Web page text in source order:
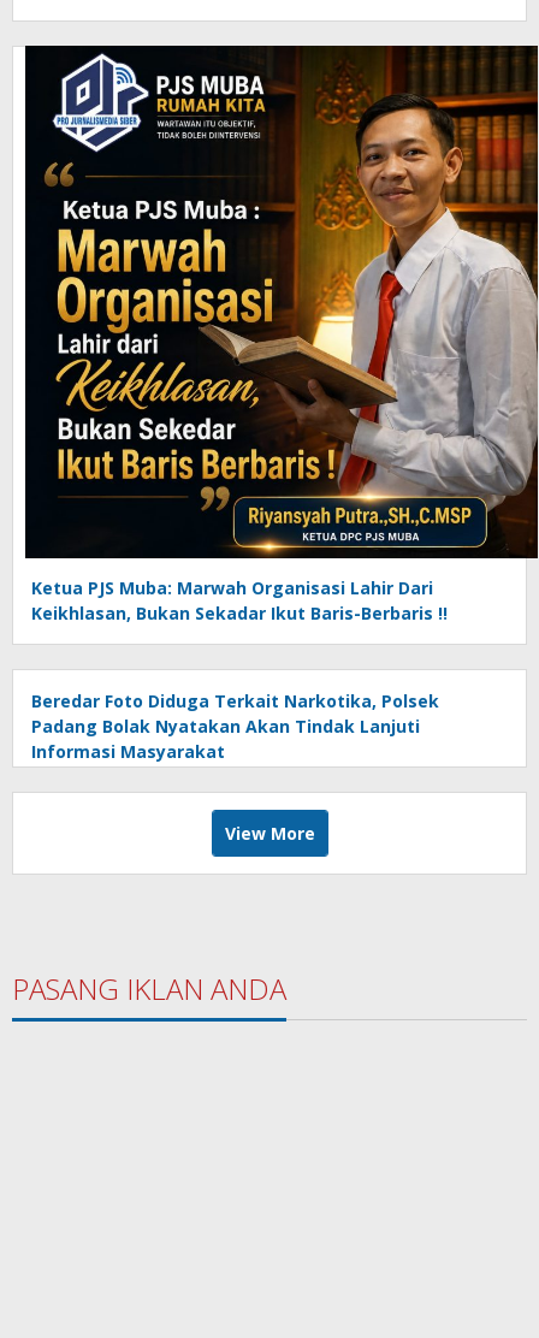
Ketua PJS Muba: Marwah Organisasi Lahir Dari
Keikhlasan, Bukan Sekadar Ikut Baris-Berbaris !!
Beredar Foto Diduga Terkait Narkotika, Polsek
Padang Bolak Nyatakan Akan Tindak Lanjuti
Informasi Masyarakat
View More
PASANG IKLAN ANDA